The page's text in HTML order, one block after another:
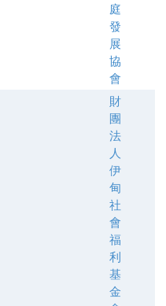
庭
發
展
協
會
財
團
法
人
伊
甸
社
會
福
利
基
金